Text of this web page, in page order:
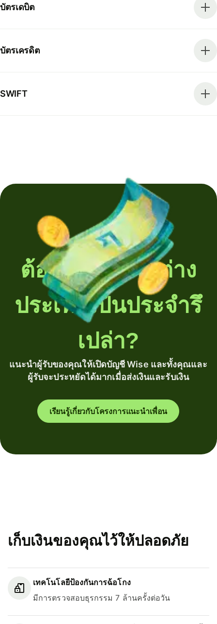
บัตรเดบิต
บัตรเครดิต
SWIFT
ต้องโอนเงินไปต่าง
ประเทศเป็นประจำรึ
เปล่า?
แนะนำผู้รับของคุณให้เปิดบัญชี Wise และทั้งคุณและ
ผู้รับจะประหยัดได้มากเมื่อส่งเงินและรับเงิน
เรียนรู้เกี่ยวกับโครงการแนะนำเพื่อน
เก็บเงินของคุณไว้ให้ปลอดภัย
เทคโนโลยีป้องกันการฉ้อโกง
มีการตรวจสอบธุรกรรม 7 ล้านครั้งต่อวัน